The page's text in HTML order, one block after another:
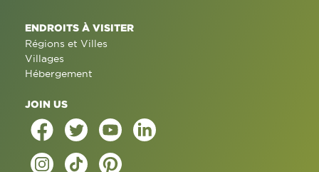
ENDROITS À VISITER
Régions et Villes
Villages
Hébergement
JOIN US